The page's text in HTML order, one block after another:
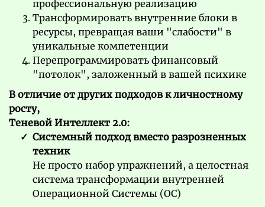
профессиональную реализацию
Трансформировать внутренние блоки в
ресурсы, превращая ваши "слабости" в
уникальные компетенции
Перепрограммировать финансовый
"потолок", заложенный в вашей психике
В отличие от других подходов к личностному
росту,
Теневой Интеллект 2.0:
Системный подход вместо разрозненных
техник
Не просто набор упражнений, а целостная
система трансформации внутренней
Операционной Системы (ОС)